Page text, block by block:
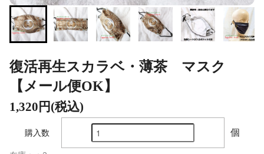
復活再生スカラベ・薄茶 マスク
【メール便OK】
1,320円(税込)
購入数 個